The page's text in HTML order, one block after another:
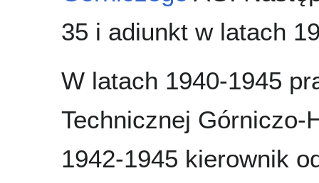
35 i adiunkt w latach
W latach 1940-1945
Technicznej Górniczo-
1942-1945 kierownik